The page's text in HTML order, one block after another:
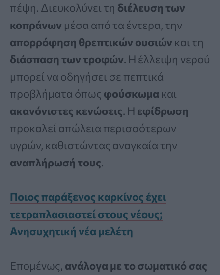
πέψη. Διευκολύνει τη διέλευση των
κοπράνων μέσα από τα έντερα, την
απορρόφηση θρεπτικών ουσιών και τη
διάσπαση των τροφών. Η έλλειψη νερού
μπορεί να οδηγήσει σε πεπτικά
προβλήματα όπως φούσκωμα και
ακανόνιστες κενώσεις. Η εφίδρωση
προκαλεί απώλεια περισσότερων
υγρών, καθιστώντας αναγκαία την
αναπλήρωσή τους.
Ποιος παράξενος καρκίνος έχει
τετραπλασιαστεί στους νέους;
Ανησυχητική νέα μελέτη
Επομένως, ανάλογα με το σωματικό σας